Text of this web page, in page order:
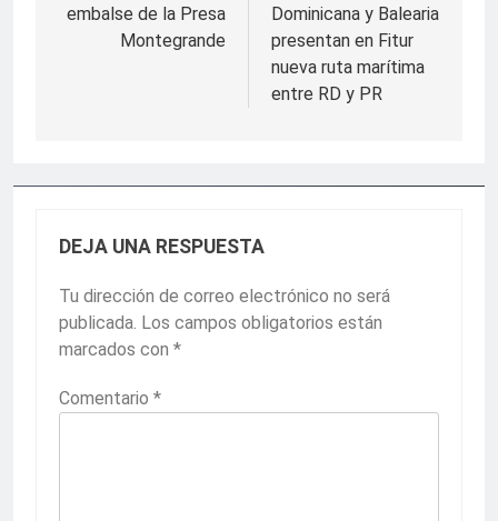
entradas
embalse de la Presa
Montegrande
Dominicana y Balearia
presentan en Fitur
nueva ruta marítima
entre RD y PR
DEJA UNA RESPUESTA
Tu dirección de correo electrónico no será
publicada. Los campos obligatorios están
marcados con *
Comentario *